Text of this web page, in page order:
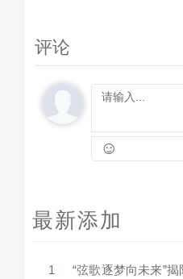
评论
☺
最新添加
1